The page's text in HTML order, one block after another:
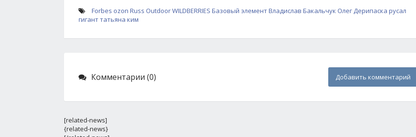
Forbes ozon Russ OutdoorWILDBERRIES Базовый элементВладислав Бакальчук Олег Дерипаска русал
гиганттатьяна ким
Комментарии (0) Добавить комментарий
[related-news]
{related-news}